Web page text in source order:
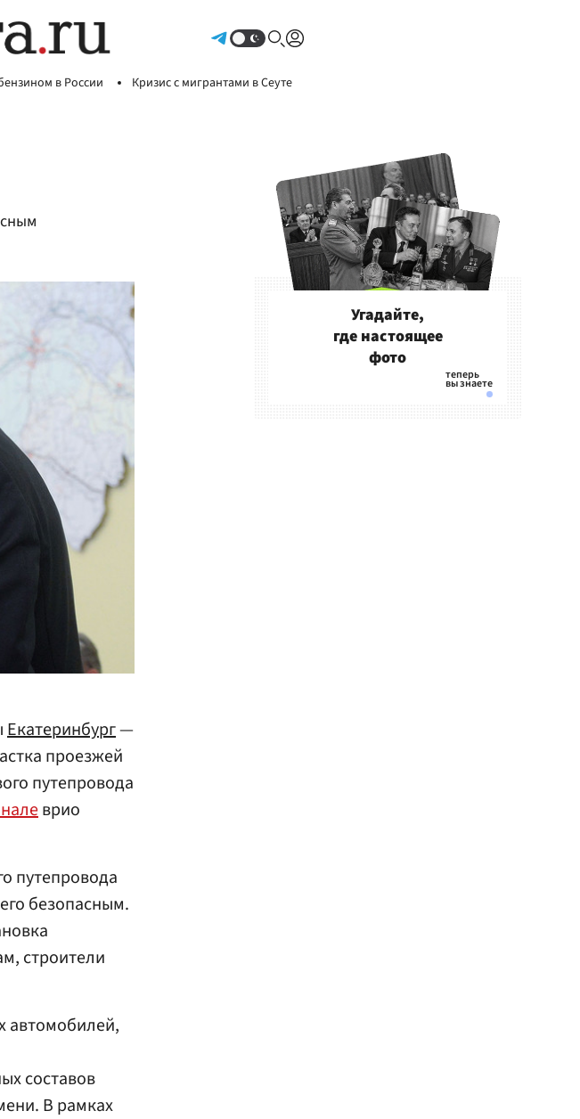
в России Кризис с мигрантами в Сеуте
Екатеринбург—
проезжей
путепровода
врио
путепровода
безопасным.
строители
автомобилей,
составов
В рамках
Угадайте,
где настоящее
фото